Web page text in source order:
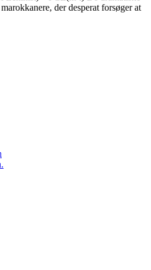
der desperat forsøger at